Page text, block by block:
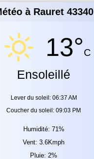
à Rauret 43340
13°C
Ensoleillé
Lever du soleil: 06:37 AM
Coucher du soleil: 09:03 PM
Humidité: 71%
Vent: 3.6Kmph
Pluie: 2%